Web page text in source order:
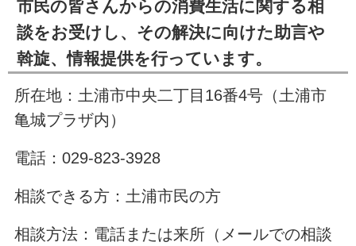
市民の皆さんからの消費生活に関する相
談をお受けし、その解決に向けた助言や
斡旋、情報提供を行っています。
所在地：土浦市中央二丁目16番4号（土浦市
亀城プラザ内）
電話：029-823-3928
相談できる方：土浦市民の方
相談方法：電話または来所（メールでの相談